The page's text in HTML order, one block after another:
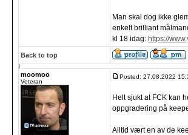
Man skal dog ikke
enkelt brilliant
kl 18 idag: https://
Back to top
moomoo
Veteran
Posted: 27.08.2022
Helt sjukt at FCK kan
oppgradering på
Alltid vært en av de